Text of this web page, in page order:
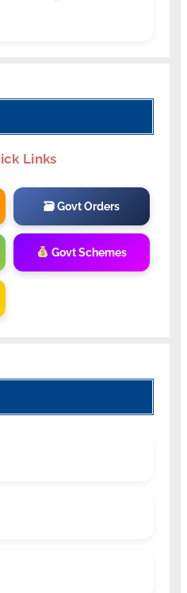
Links
🗃 Govt Orders
Govt Schemes